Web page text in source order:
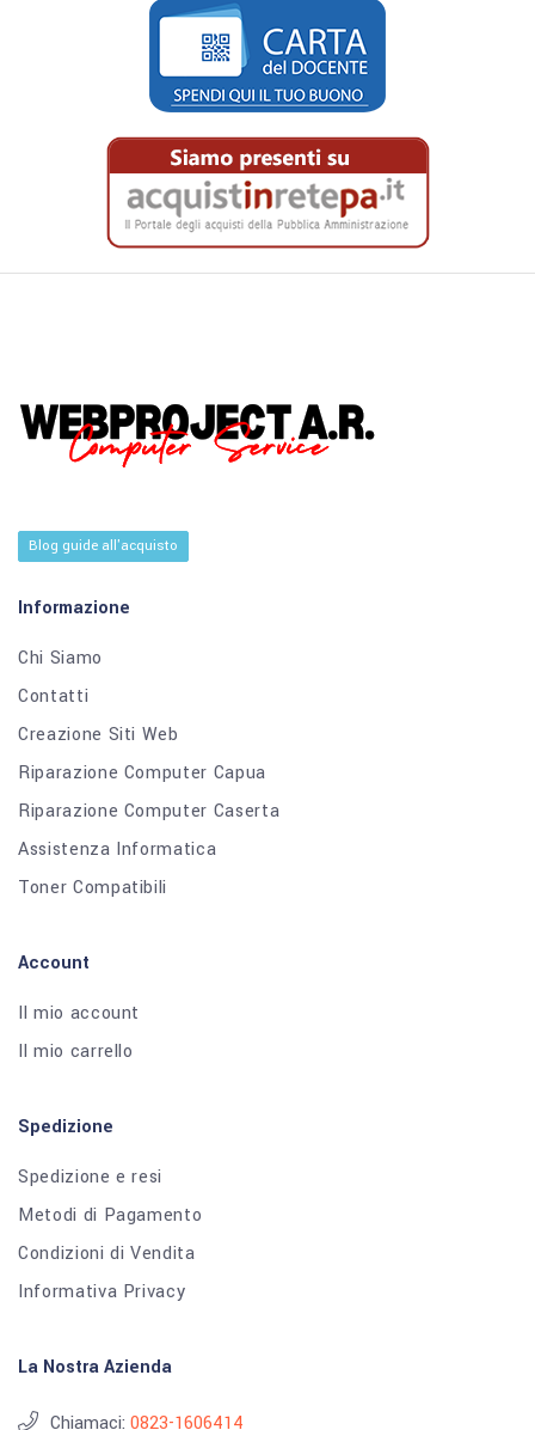
Blog guide all'acquisto
Informazione
Chi Siamo
Contatti
Creazione Siti Web
Riparazione Computer Capua
Riparazione Computer Caserta
Assistenza Informatica
Toner Compatibili
Account
Il mio account
Il mio carrello
Spedizione
Spedizione e resi
Metodi di Pagamento
Condizioni di Vendita
Informativa Privacy
La Nostra Azienda
Chiamaci: 0823-1606414